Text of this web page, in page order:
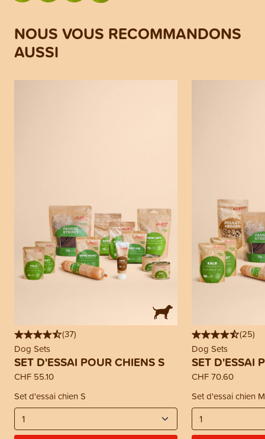
NOUS VOUS RECOMMANDONS
AUSSI
(37)
Dog Sets
SET D'ESSAI POUR CHIENS S
CHF 55.10
Set d'essai chien S
(25)
Dog Sets
SET D'ESSAI
CHF 70.60
Set d'essai chien